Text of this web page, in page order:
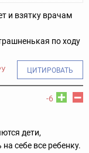
и взятку врачам
по ходу
ЦИТИРОВАТЬ
-6
дети,
себе все ребенку.